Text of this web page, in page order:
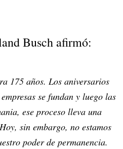
Busch afirmó:
175 años. Los aniversarios
se fundan y luego las
ese proceso lleva una
sin embargo, no estamos
poder de permanencia.